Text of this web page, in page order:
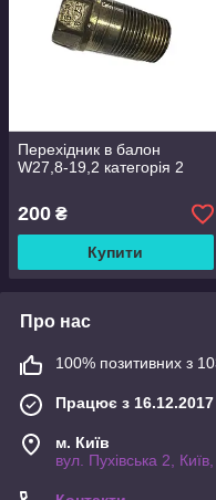
Перехідник в балон
W27,8-19,2 категорія 2
200 ₴
Купити
Про нас
100% позитивних з
Працює з 16.12.2017
м. Київ
вул. Пухівська 2,